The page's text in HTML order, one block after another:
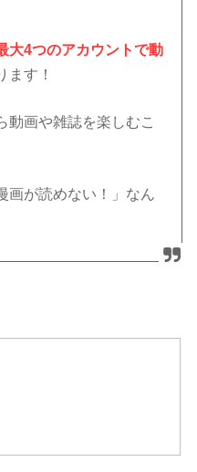
大4つのアカウントで動
ます！
動画や雑誌を楽しむこ
画が読めない！」なん